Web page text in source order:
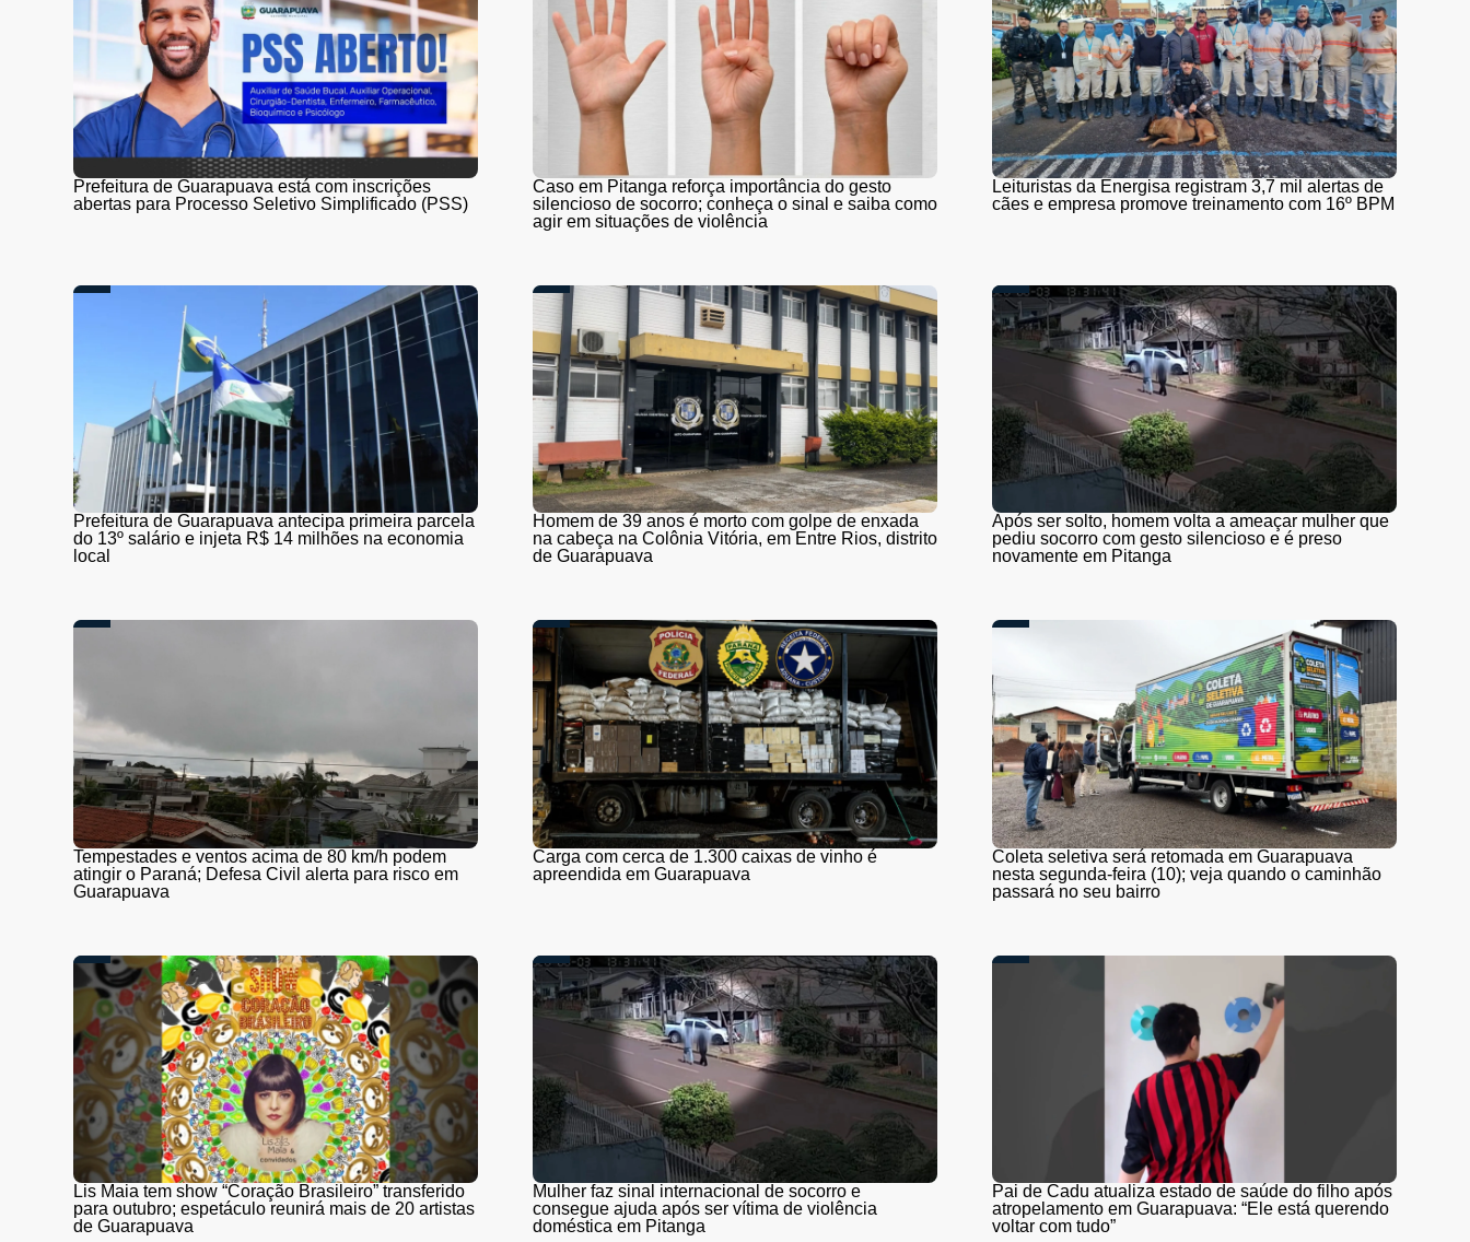
Prefeitura de Guarapuava está com inscrições
abertas para Processo Seletivo Simplificado (PSS)
Caso em Pitanga reforça importância do gesto
silencioso de socorro; conheça o sinal e saiba como
agir em situações de violência
Leituristas da Energisa registram 3,7 mil alertas de
cães e empresa promove treinamento com 16º BPM
Prefeitura de Guarapuava antecipa primeira parcela
do 13º salário e injeta R$ 14 milhões na economia
local
Homem de 39 anos é morto com golpe de enxada
na cabeça na Colônia Vitória, em Entre Rios, distrito
de Guarapuava
Após ser solto, homem volta a ameaçar mulher que
pediu socorro com gesto silencioso e é preso
novamente em Pitanga
Tempestades e ventos acima de 80 km/h podem
atingir o Paraná; Defesa Civil alerta para risco em
Guarapuava
Carga com cerca de 1.300 caixas de vinho é
apreendida em Guarapuava
Coleta seletiva será retomada em Guarapuava
nesta segunda-feira (10); veja quando o caminhão
passará no seu bairro
Lis Maia tem show “Coração Brasileiro” transferido
para outubro; espetáculo reunirá mais de 20 artistas
de Guarapuava
Mulher faz sinal internacional de socorro e
consegue ajuda após ser vítima de violência
doméstica em Pitanga
Pai de Cadu atualiza estado de saúde do filho após
atropelamento em Guarapuava: “Ele está querendo
voltar com tudo”